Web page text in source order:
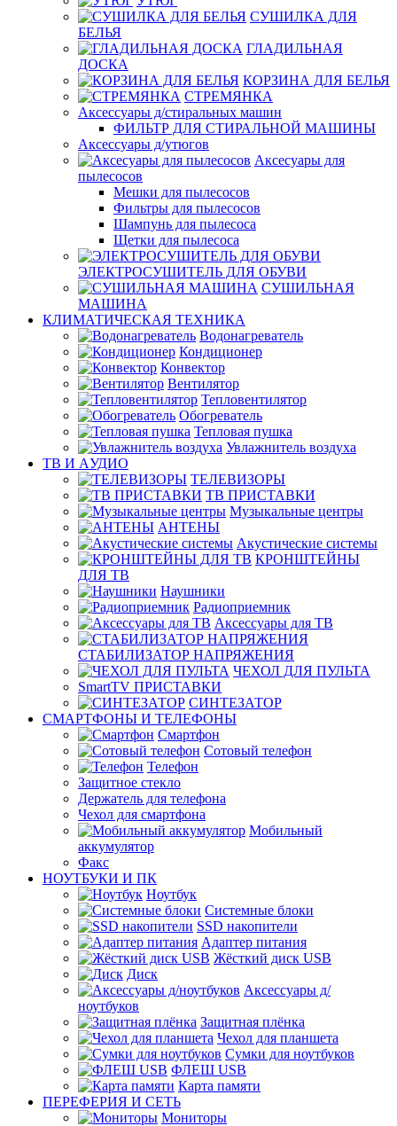
СУШИЛКА ДЛЯ
БЕЛЬЯ
ГЛАДИЛЬНАЯ
ДОСКА
КОРЗИНА ДЛЯ БЕЛЬЯ
СТРЕМЯНКА
Аксессуары д/стиральных машин
ФИЛЬТР ДЛЯ СТИРАЛЬНОЙ МАШИНЫ
Аксессуары д/утюгов
Аксесуары для
пылесосов
Мешки для пылесосов
Фильтры для пылесосов
Шампунь для пылесоса
Щетки для пылесоса
ЭЛЕКТРОСУШИТЕЛЬ ДЛЯ ОБУВИ
СУШИЛЬНАЯ
МАШИНА
КЛИМАТИЧЕСКАЯ ТЕХНИКА
Водонагреватель
Кондиционер
Конвектор
Вентилятор
Тепловентилятор
Обогреватель
Тепловая пушка
Увлажнитель воздуха
ТВ И AУДИО
ТЕЛЕВИЗОРЫ
ТВ ПРИСТАВКИ
Музыкальные центры
АНТЕНЫ
Акустические системы
КРОНШТЕЙНЫ
ДЛЯ ТВ
Наушники
Радиоприемник
Аксессуары для ТВ
СТАБИЛИЗАТОР НАПРЯЖЕНИЯ
ЧЕХОЛ ДЛЯ ПУЛЬТА
SmartTV ПРИСТАВКИ
СИНТЕЗАТОР
СМАРТФОНЫ И ТЕЛЕФОНЫ
Смартфон
Сотовый телефон
Телефон
Защитное стекло
Держатель для телефона
Чехол для смартфона
Мобильный
аккумулятор
Факс
НОУТБУКИ И ПК
Ноутбук
Системные блоки
SSD накопители
Адаптер питания
Жёсткий диск USB
Диск
Аксессуары д/
ноутбуков
Защитная плёнка
Чехол для планшета
Сумки для ноутбуков
ФЛЕШ USB
Карта памяти
ПЕРЕФЕРИЯ И СЕТЬ
Мониторы